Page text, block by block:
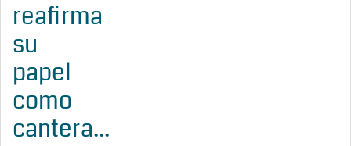
reafirma
su
papel
como
cantera...